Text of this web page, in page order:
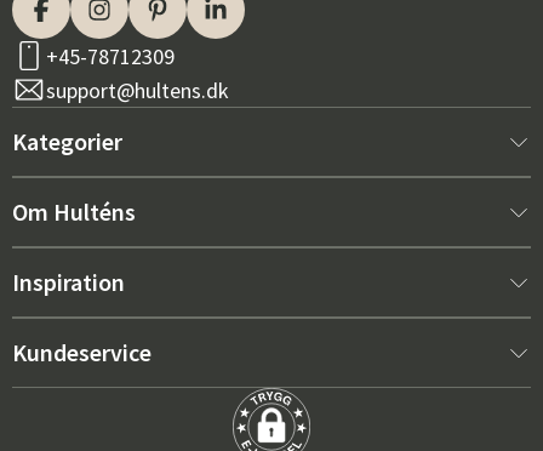
+45-78712309
support@hultens.dk
Kategorier
Nyt hos os
Indretning
Om Hulténs
Om Hulténs
Salgsafdeling
Inspiration
Bestsellere
Kundeservice